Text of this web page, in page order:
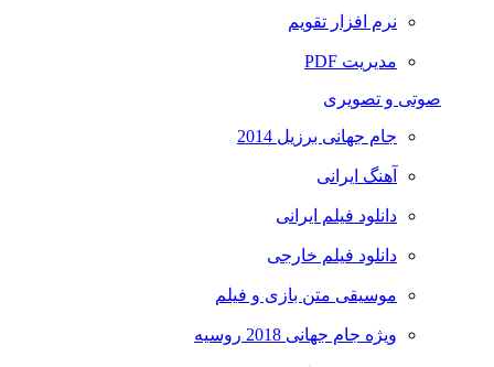
نرم افزار تقویم
مدیریت PDF
صوتی و تصویری
جام جهانی برزیل 2014
آهنگ ایرانی
دانلود فیلم ایرانی
دانلود فیلم خارجی
موسیقی متن بازی و فیلم
ویژه جام جهانی 2018 روسیه